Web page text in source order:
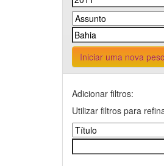
Iniciar uma nova
Adicionar filtros:
Utilizar filtros para